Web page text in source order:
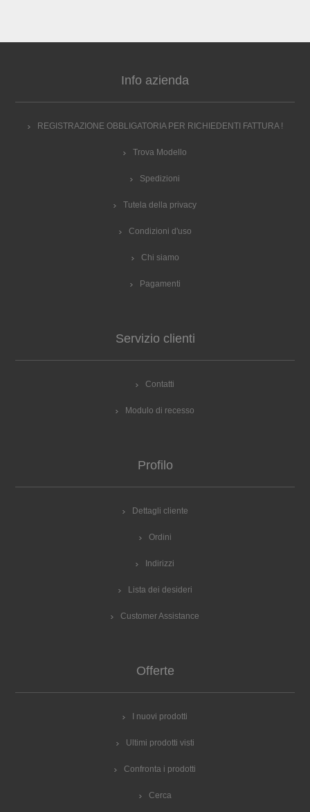
Info azienda
REGISTRAZIONE OBBLIGATORIA PER RICHIEDENTI FATTURA !
Trova Modello
Spedizioni
Tutela della privacy
Condizioni d'uso
Chi siamo
Pagamenti
Servizio clienti
Contatti
Modulo di recesso
Profilo
Dettagli cliente
Ordini
Indirizzi
Lista dei desideri
Customer Assistance
Offerte
I nuovi prodotti
Ultimi prodotti visti
Confronta i prodotti
Cerca